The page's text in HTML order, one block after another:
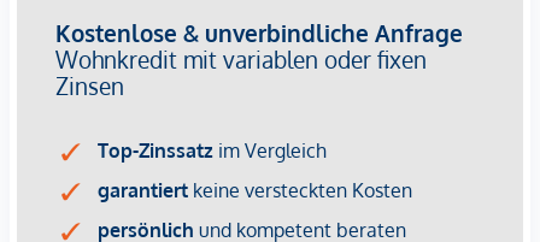
geeignete Immobilienangebote noch vor allen anderen.
Legen Sie jetzt Ihren individuellen Suchagenten unter
folgendem Link an. Wir schicken Ihnen passende
Suchagent anlegen- https://atrium-global-
investment.service.immo/registrieren/de
Wir weisen darauf hin, dass zwischen dem Vermittler und